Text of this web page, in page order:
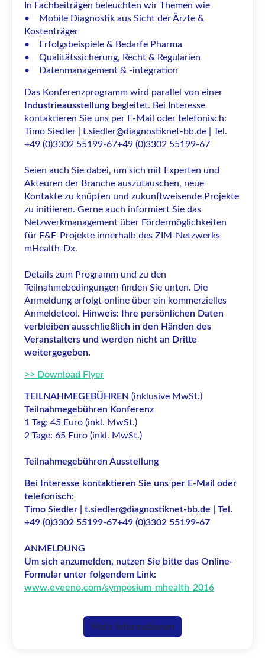
In Fachbeiträgen beleuchten wir Themen wie
• Mobile Diagnostik aus Sicht der Ärzte &
Kostenträger
• Erfolgsbeispiele & Bedarfe Pharma
• Qualitätssicherung, Recht & Regularien
• Datenmanagement & -integration
Das Konferenzprogramm wird parallel von einer
Industrieausstellung begleitet. Bei Interesse
kontaktieren Sie uns per E-Mail oder telefonisch:
Timo Siedler | t.siedler@diagnostiknet-bb.de | Tel.
+49 (0)3302 55199-67+49 (0)3302 55199-67
Seien auch Sie dabei, um sich mit Experten und
Akteuren der Branche auszutauschen, neue
Kontakte zu knüpfen und zukunftweisende Projekte
zu initiieren. Gerne auch informiert Sie das
Netzwerkmanagement über Fördermöglichkeiten
für F&E-Projekte innerhalb des ZIM-Netzwerks
mHealth-Dx.
Details zum Programm und zu den
Teilnahmebedingungen finden Sie unten. Die
Anmeldung erfolgt online über ein kommerzielles
Anmeldetool. Hinweis: Ihre persönlichen Daten
verbleiben ausschließlich in den Händen des
Veranstalters und werden nicht an Dritte
weitergegeben.
>> Download Flyer
TEILNAHMEGEBÜHREN (inklusive MwSt.)
Teilnahmegebühren Konferenz
1 Tag: 45 Euro (inkl. MwSt.)
2 Tage: 65 Euro (inkl. MwSt.)
Teilnahmegebühren Ausstellung
Bei Interesse kontaktieren Sie uns per E-Mail oder
telefonisch:
Timo Siedler | t.siedler@diagnostiknet-bb.de | Tel.
+49 (0)3302 55199-67+49 (0)3302 55199-67
ANMELDUNG
Um sich anzumelden, nutzen Sie bitte das Online-
Formular unter folgendem Link:
www.eveeno.com/symposium-mhealth-2016
Mehr Informationen